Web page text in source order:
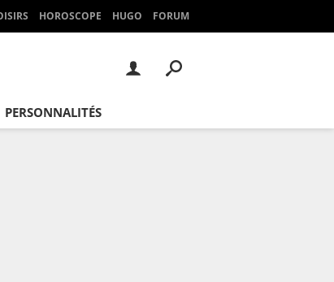
HOROSCOPE HUGO FORUM
PERSONNALITÉS